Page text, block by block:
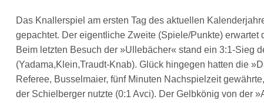
Das Knallerspiel am ersten Tag des aktuellen
gepachtet. Der eigentliche Zweite (Spiele/Punkte)
Beim letzten Besuch der »Ullebächer« stand ein 3:1-Sieg
(Yadama,Klein,Traudt-Knab). Glück hingegen hatten die
Referee, Busselmaier, fünf Minuten Nachspielzeit
der Schielberger nutzte (0:1 Avci). Der Gelbkönig von der